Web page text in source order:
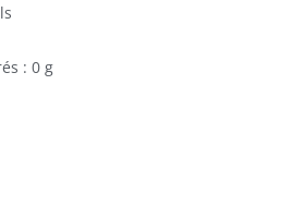
: 0 g